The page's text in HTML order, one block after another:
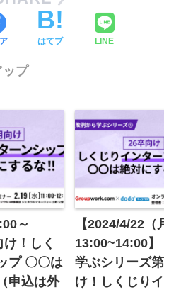
ルなどを通じて当社及び
提供する各種サービス情報
ー共催企業のサービス向
ただくため
供
情報について、利用者本人
登録いただいた本人情報、
先情報を、セミナー共催企
します。また以下の場合
ない範囲で、利用者の同意
報を開示することがありま
はてブ LINE
プ
～
！しく
プ 〇〇は
申込は外
【2024/4/22（月
13:00~14:00】【
学ぶシリーズ第1
け！しくじりイン